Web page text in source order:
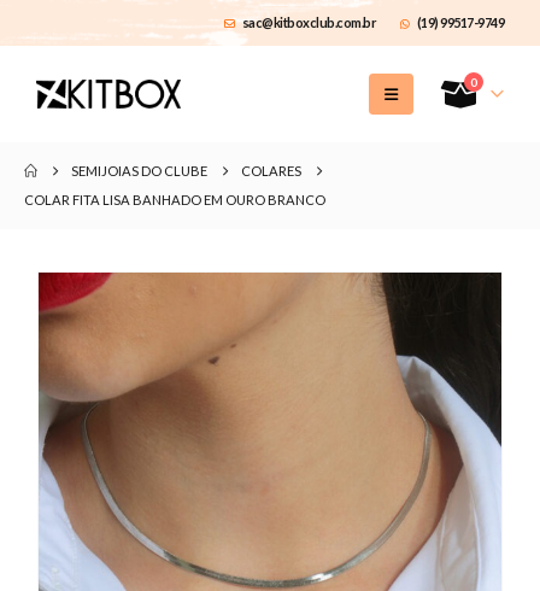
sac@kitboxclub.com.br (19) 99517-9749
0
SEMIJOIAS DO CLUBE
COLARES
COLAR FITA LISA BANHADO EM OURO BRANCO